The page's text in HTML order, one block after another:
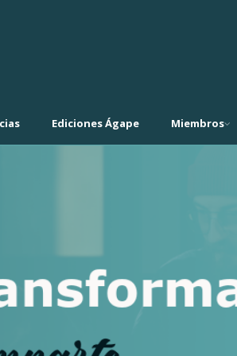
Ediciones Ágape Miembros